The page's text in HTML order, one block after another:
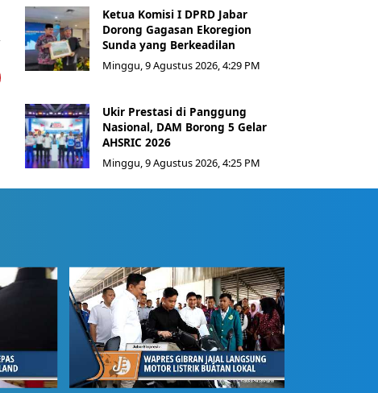
Ketua Komisi I DPRD Jabar
Dorong Gagasan Ekoregion
Sunda yang Berkeadilan
Minggu, 9 Agustus 2026, 4:29 PM
Ukir Prestasi di Panggung
Nasional, DAM Borong 5 Gelar
AHSRIC 2026
Minggu, 9 Agustus 2026, 4:25 PM